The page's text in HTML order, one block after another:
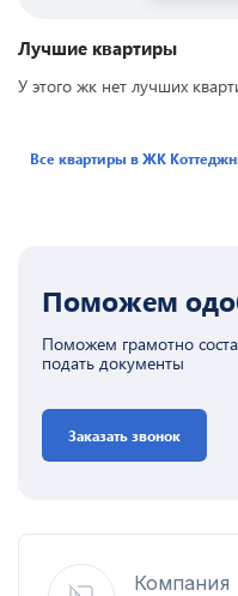
Лучшие квартиры
У этого жк нет лучших
Все квартиры в ЖК
Поможем
Поможем грамотно
подать документы
Заказать звонок
Компания